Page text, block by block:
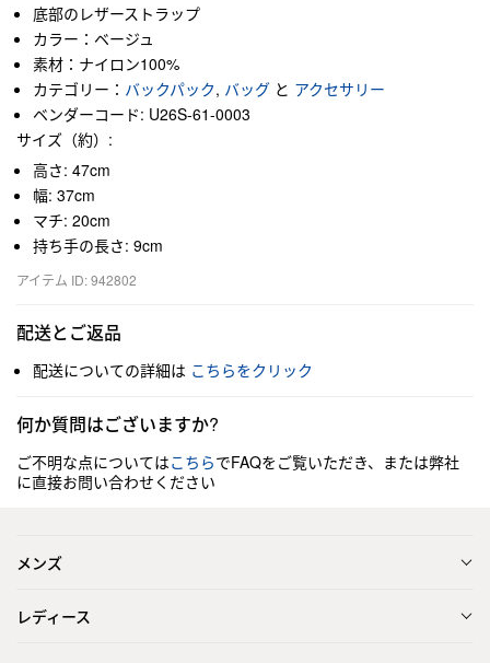
底部のレザーストラップ
カラー：ベージュ
素材：ナイロン100%
カテゴリー： バックパック, バッグ と アクセサリー
ベンダーコード: U26S-61-0003
サイズ（約）:
高さ: 47cm
幅: 37cm
マチ: 20cm
持ち手の長さ: 9cm
アイテム ID: 942802
配送とご返品
配送についての詳細は こちらをクリック
何か質問はございますか?
ご不明な点についてはこちらでFAQをご覧いただき、または弊社
に直接お問い合わせください
メンズ
レディース